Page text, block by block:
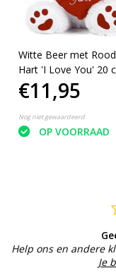
Witte Beer met Rood
Hart 'I Love You' 20
Valentijn pluche knuffel
€11,95
Nog niet gewaardeerd
OP VOORRAAD
Help ons en andere
Je